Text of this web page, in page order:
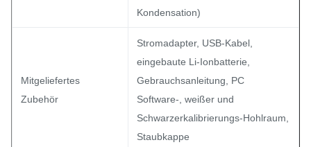
Kondensation)
Mitgeliefertes
Zubehör
Stromadapter, USB-Kabel,
eingebaute Li-Ionbatterie,
Gebrauchsanleitung, PC
Software-, weißer und
Schwarzerkalibrierungs-Hohlraum,
Staubkappe